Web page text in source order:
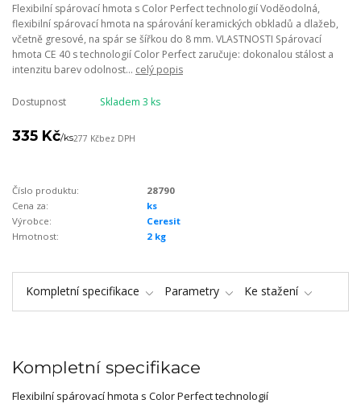
Flexibilní spárovací hmota s Color Perfect technologií Voděodolná,
flexibilní spárovací hmota na spárování keramických obkladů a dlažeb,
včetně gresové, na spár se šířkou do 8 mm. VLASTNOSTI Spárovací
hmota CE 40 s technologií Color Perfect zaručuje: dokonalou stálost a
intenzitu barev odolnost... celý popis
Dostupnost Skladem 3 ks
335 Kč/ks277 Kčbez DPH
Číslo produktu:
28790
Cena za:
ks
Výrobce:
Ceresit
Hmotnost:
2 kg
Kompletní specifikace Parametry Ke stažení
Kompletní specifikace
Flexibilní spárovací hmota s Color Perfect technologií